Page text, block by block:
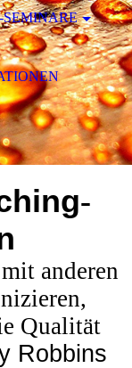
-
anderen
Qualität
Robbins
SEMINARE